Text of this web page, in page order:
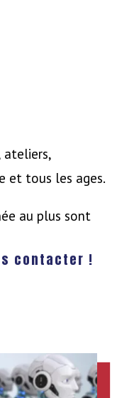
ateliers,
et tous les ages.
au plus sont
contacter !